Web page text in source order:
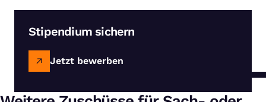
Stipendium sichern
Jetzt bewerben